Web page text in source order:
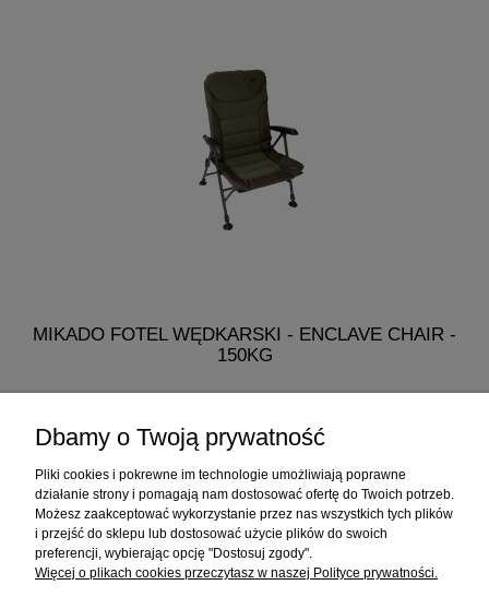
MIKADO FOTEL WĘDKARSKI - ENCLAVE CHAIR -
150KG
do koszyka
Informacje
Dbamy o Twoją prywatność
Pliki cookies i pokrewne im technologie umożliwiają poprawne
działanie strony i pomagają nam dostosować ofertę do Twoich potrzeb.
Możesz zaakceptować wykorzystanie przez nas wszystkich tych plików
i przejść do sklepu lub dostosować użycie plików do swoich
preferencji, wybierając opcję "Dostosuj zgody".
Więcej o plikach cookies przeczytasz w naszej Polityce prywatności.